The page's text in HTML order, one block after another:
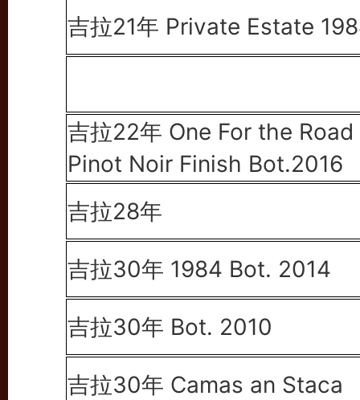
吉拉21年 Private Estate
吉拉22年 One For the Road
Pinot Noir Finish Bot.2016
吉拉28年
吉拉30年 1984 Bot. 2014
吉拉30年 Bot. 2010
吉拉30年 Camas an Staca